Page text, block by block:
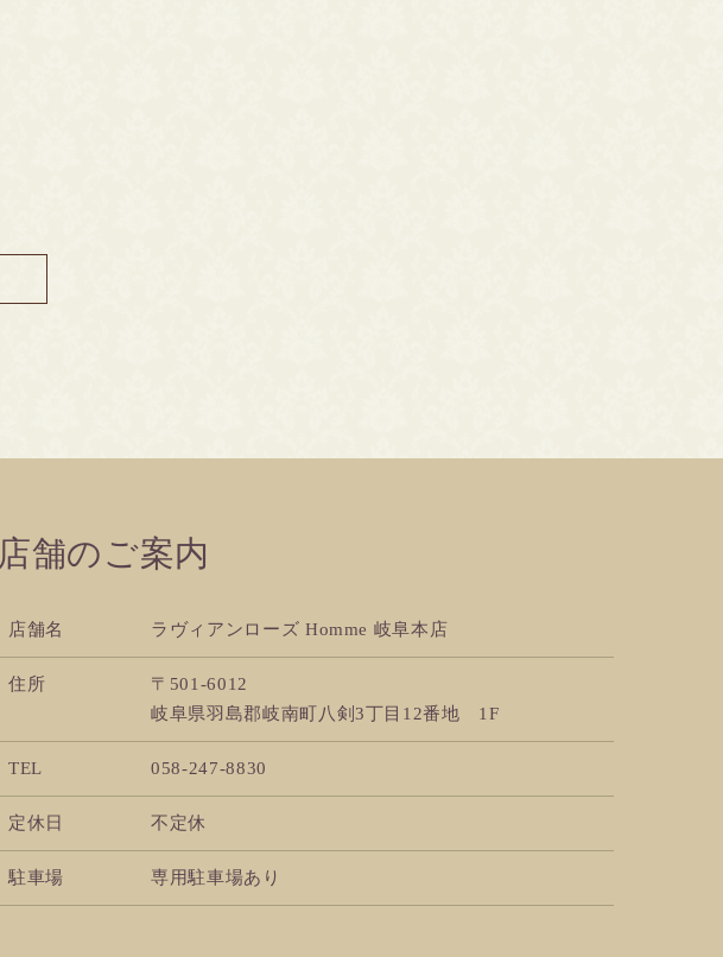
店舗のご案内
店舗名 ラヴィアンローズ Homme 岐阜本店
住所
〒501-6012
岐阜県羽島郡岐南町八剣3丁目12番地 1F
TEL 058-247-8830
定休日 不定休
駐車場 専用駐車場あり